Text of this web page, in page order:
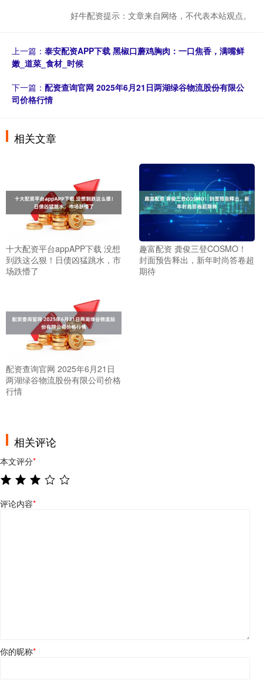
好牛配资提示：文章来自网络，不代表本站观点。
上一篇： 泰安配资APP下载 黑椒口蘑鸡胸肉：一口焦香，满嘴鲜
嫩_道菜_食材_时候
下一篇： 配资查询官网 2025年6月21日两湖绿谷物流股份有限公
司价格行情
相关文章
十大配资平台appAPP下载 没想
到跌这么狠！日债凶猛跳水，市
场跌懵了
趣富配资 龚俊三登COSMO！
封面预告释出，新年时尚答卷超
期待
配资查询官网 2025年6月21日
两湖绿谷物流股份有限公司价格
行情
相关评论
本文评分*
评论内容*
你的昵称*